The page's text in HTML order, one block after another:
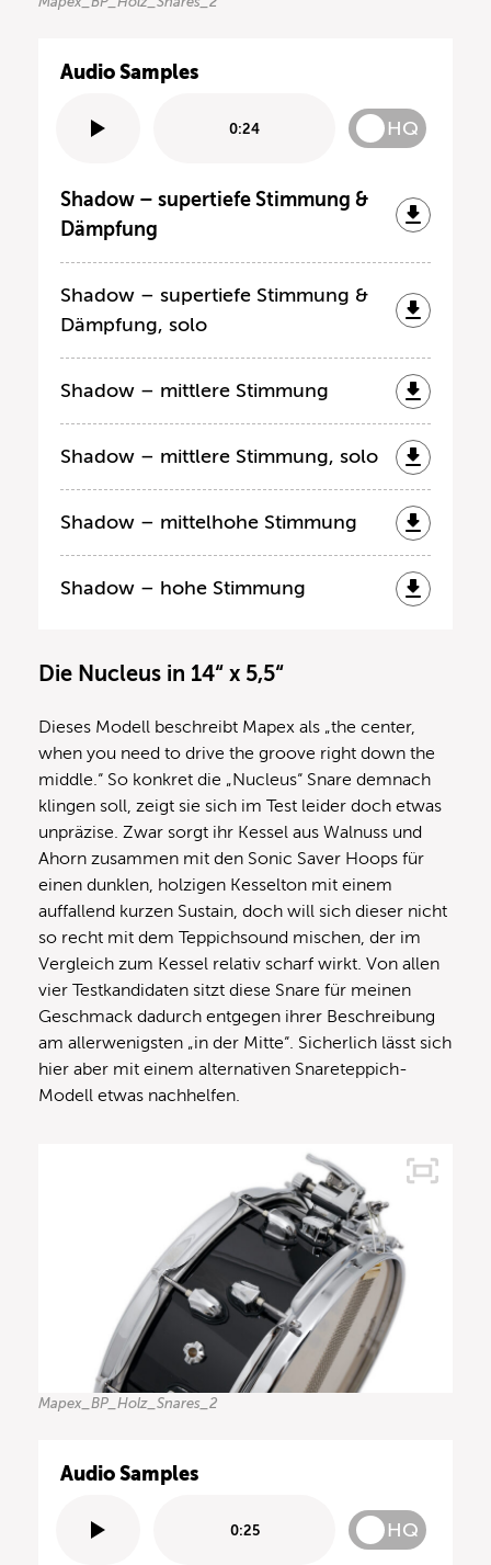
Audio Samples
0:24 HQ
Shadow – supertiefe Stimmung &
Dämpfung
Shadow – supertiefe Stimmung &
Dämpfung, solo
Shadow – mittlere Stimmung
Shadow – mittlere Stimmung, solo
Shadow – mittelhohe Stimmung
Shadow – hohe Stimmung
Die Nucleus in 14“ x 5,5“
Dieses Modell beschreibt Mapex als „the center,
when you need to drive the groove right down the
middle.“ So konkret die „Nucleus“ Snare demnach
klingen soll, zeigt sie sich im Test leider doch etwas
unpräzise. Zwar sorgt ihr Kessel aus Walnuss und
Ahorn zusammen mit den Sonic Saver Hoops für
einen dunklen, holzigen Kesselton mit einem
auffallend kurzen Sustain, doch will sich dieser nicht
so recht mit dem Teppichsound mischen, der im
Vergleich zum Kessel relativ scharf wirkt. Von allen
vier Testkandidaten sitzt diese Snare für meinen
Geschmack dadurch entgegen ihrer Beschreibung
am allerwenigsten „in der Mitte“. Sicherlich lässt sich
hier aber mit einem alternativen Snareteppich-
Modell etwas nachhelfen.
Mapex_BP_Holz_Snares_2
Audio Samples
0:25 HQ